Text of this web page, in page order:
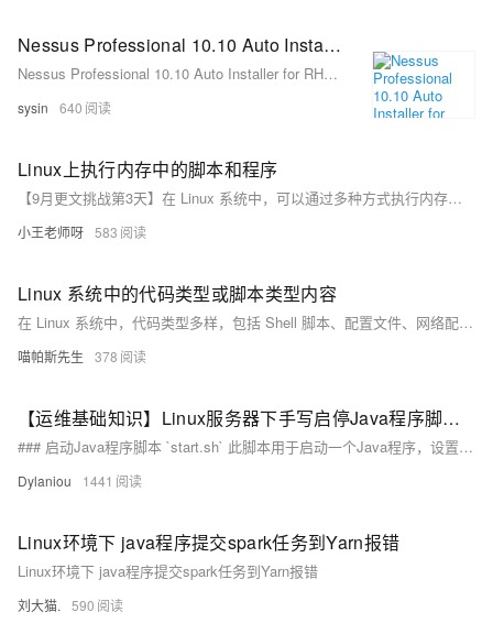
Nessus Professional 10.10 Auto Installer for RHEL 10, AlmaLinux 10, Rocky Linux 10 - Nessus 自动化安装程序
Nessus Professional 10.10 Auto Installer for RHEL 10, AlmaLinux 10, Rocky Linux 10 - Nessus 自动化安装程序
sysin 640
Linux上执行内存中的脚本和程序
【9月更文挑战第3天】在 Linux 系统中，可以通过多种方式执行内存中的脚本和程序：一是使用 `eval` 命令直接执行内存中的脚本内容；二是利用管道将脚本内容传递给 `bash` 解释器执行；三是将编译好的程序复制到 `/dev/shm` 并执行。这些方法虽便捷，但也需谨慎操作以避免安全风险。
小王老师呀 583
Linux 系统中的代码类型或脚本类型内容
在 Linux 系统中，代码类型多样，包括 Shell 脚本、配置文件、网络配置、命令行工具和 Cron 定时任务。这些代码类型广泛应用于系统管理、自动化操作、网络配置和定期任务，掌握它们能显著提高系统管理和开发的效率。
喵帕斯先生 378
【运维基础知识】Linux服务器下手写启停Java程序脚本start.sh stop.sh及详细说明
### 启动Java程序脚本 `start.sh` 此脚本用于启动一个Java程序，设置JVM字符集为GBK，最大堆内存为3000M，并将程序的日志输出到`output.log`文件中，同时在后台运行。 ### 停止Java程序脚本 `stop.sh` 此脚本用于停止指定名称的服务（如`QuoteServer`），通过查找并终止该服务的Java进程，输出操作结果以确认是否成功。
Dylaniou 1441
Linux环境下 java程序提交spark任务到Yarn报错
Linux环境下 java程序提交spark任务到Yarn报错
刘大猫. 590